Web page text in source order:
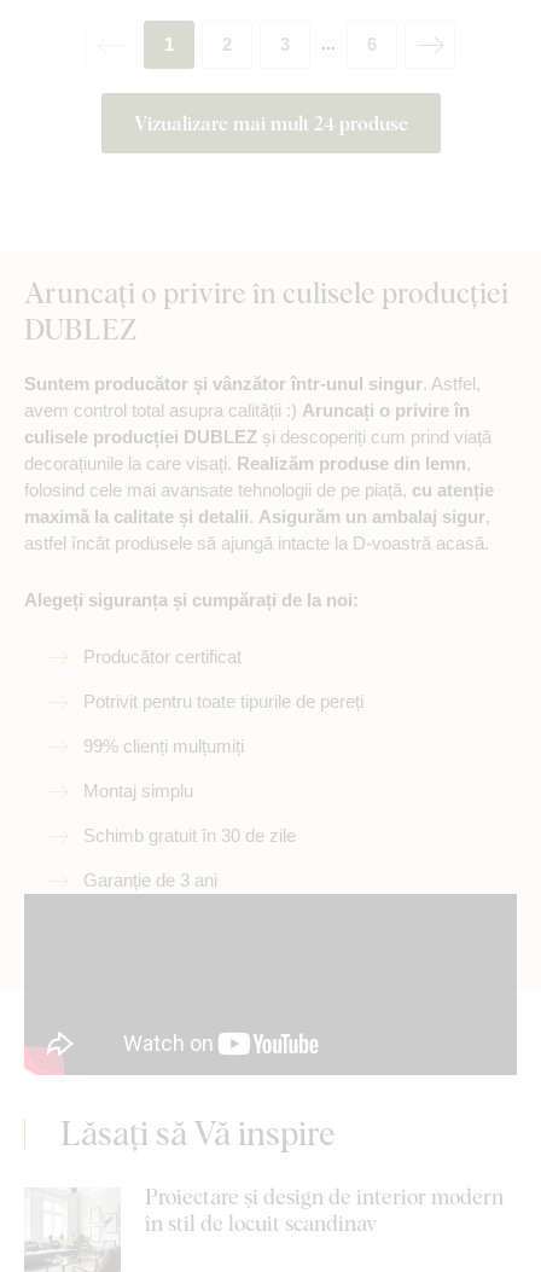
Vizualizare mai mult 24 produse
1 2 3 ... 6
Aruncați o privire în culisele producției
DUBLEZ
Suntem producător și vânzător într-unul singur. Astfel,
avem control total asupra calității :) Aruncați o privire în
culisele producției DUBLEZ și descoperiți cum prind viață
decorațiunile la care visați. Realizăm produse din lemn,
folosind cele mai avansate tehnologii de pe piață, cu atenție
maximă la calitate și detalii. Asigurăm un ambalaj sigur,
astfel încât produsele să ajungă intacte la D-voastră acasă.
Alegeți siguranța și cumpărați de la noi:
Producător certificat
Potrivit pentru toate tipurile de pereți
99% clienți mulțumiți
Montaj simplu
Schimb gratuit în 30 de zile
Garanție de 3 ani
Lăsați să Vă inspire
Proiectare și design de interior modern
în stil de locuit scandinav